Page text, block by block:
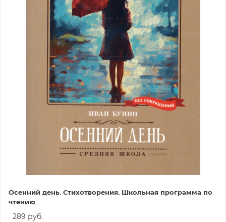
Осенний день. Стихотворения. Школьная программа по
чтению
289 руб.